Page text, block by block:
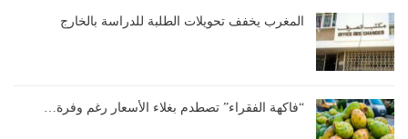
المغرب يخفف تحويلات الطلبة للدراسة بالخارج
“فاكهة الفقراء” تصطدم بغلاء الأسعار رغم وفرة…